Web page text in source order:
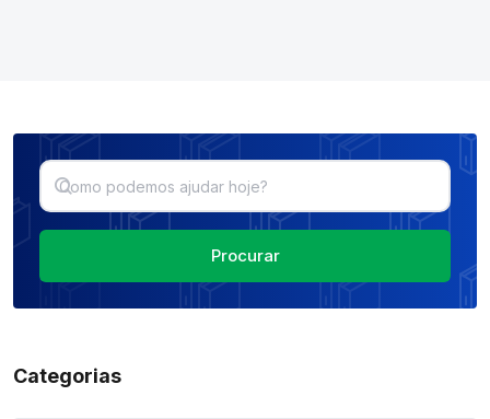
Procurar
Categorias